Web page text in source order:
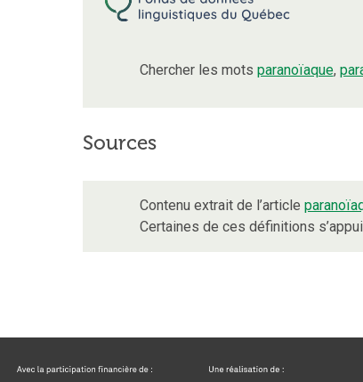
Chercher les mots paranoïaque,
Sources
Contenu extrait de l’article
Certaines de ces définitions